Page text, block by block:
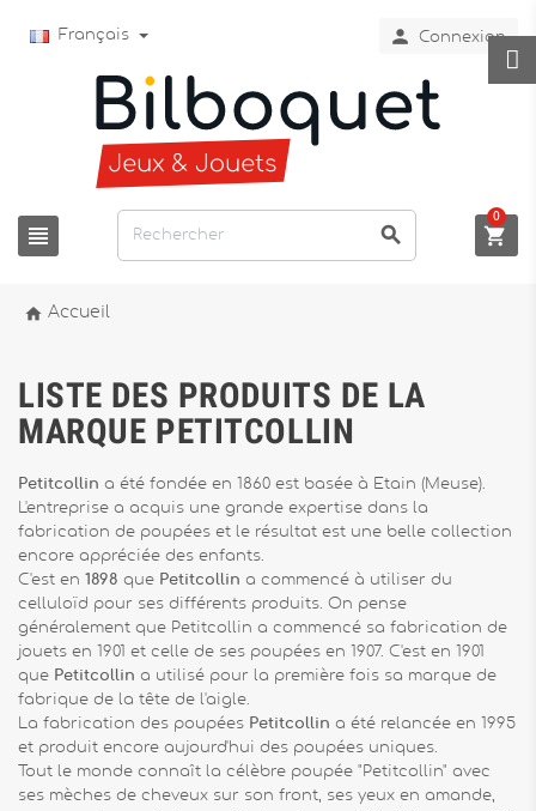
Français  Connexion
  
0
 Accueil
LISTE DES PRODUITS DE LA
MARQUE PETITCOLLIN
Petitcollin a été fondée en 1860 est basée à Etain (Meuse).
L'entreprise a acquis une grande expertise dans la
fabrication de poupées et le résultat est une belle collection
encore appréciée des enfants.
C'est en 1898 que Petitcollin a commencé à utiliser du
celluloïd pour ses différents produits. On pense
généralement que Petitcollin a commencé sa fabrication de
jouets en 1901 et celle de ses poupées en 1907. C'est en 1901
que Petitcollin a utilisé pour la première fois sa marque de
fabrique de la tête de l'aigle.
La fabrication des poupées Petitcollin a été relancée en 1995
et produit encore aujourd'hui des poupées uniques.
Tout le monde connaît la célèbre poupée "Petitcollin" avec
ses mèches de cheveux sur son front, ses yeux en amande,